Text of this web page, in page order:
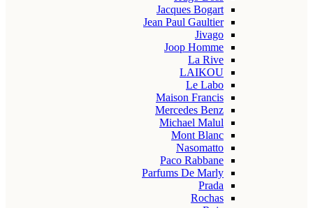
Jacques Bogart
Jean Paul Gaultier
Jivago
Joop Homme
La Rive
LAIKOU
Le Labo
Maison Francis
Mercedes Benz
Michael Malul
Mont Blanc
Nasomatto
Paco Rabbane
Parfums De Marly
Prada
Rochas